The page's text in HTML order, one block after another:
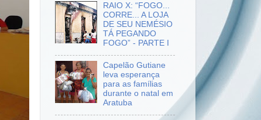
RAIO X: “FOGO...
CORRE... A LOJA
DE SEU NEMÉSIO
TÁ PEGANDO
FOGO” - PARTE I
Capelão Gutiane
leva esperança
para as famílias
durante o natal em
Aratuba